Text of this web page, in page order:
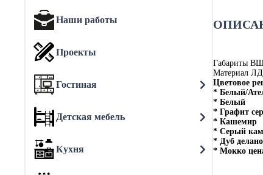
Наши работы
Проекты
Гостиная
Детская мебель
Кухня
Габариты
Материал
Цветовое
* Белый/
* Белый
* Графит
* Кашемир
* Серый
* Дуб делано
* Мокко